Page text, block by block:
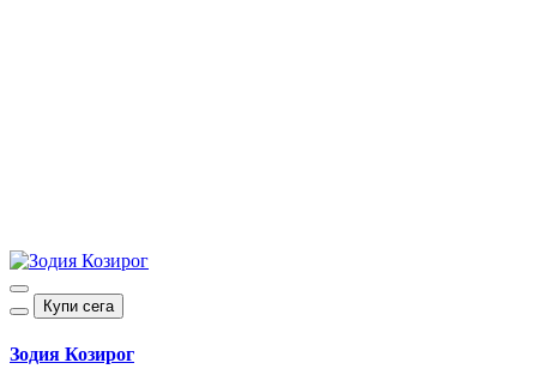
Купи сега
Зодия Козирог